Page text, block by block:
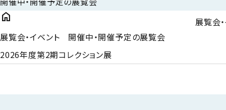
展覧会
home
展覧会・イベント 開催中・開催予定の展覧会
2026年度第2期コレクション展